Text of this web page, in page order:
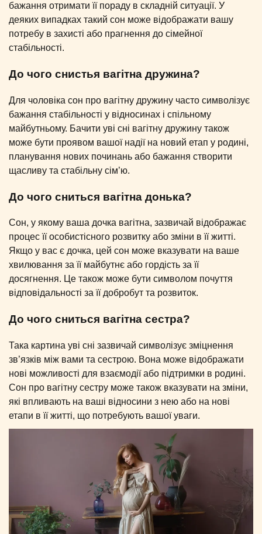
бажання отримати її пораду в складній ситуації. У
деяких випадках такий сон може відображати вашу
потребу в захисті або прагнення до сімейної
стабільності.
До чого снистья вагітна дружина?
Для чоловіка сон про вагітну дружину часто символізує
бажання стабільності у відносинах і спільному
майбутньому. Бачити уві сні вагітну дружину також
може бути проявом вашої надії на новий етап у родині,
планування нових починань або бажання створити
щасливу та стабільну сім’ю.
До чого сниться вагітна донька?
Сон, у якому ваша дочка вагітна, зазвичай відображає
процес її особистісного розвитку або зміни в її житті.
Якщо у вас є дочка, цей сон може вказувати на ваше
хвилювання за її майбутнє або гордість за її
досягнення. Це також може бути символом почуття
відповідальності за її добробут та розвиток.
До чого сниться вагітна сестра?
Така картина уві сні зазвичай символізує зміцнення
зв’язків між вами та сестрою. Вона може відображати
нові можливості для взаємодії або підтримки в родині.
Сон про вагітну сестру може також вказувати на зміни,
які впливають на ваші відносини з нею або на нові
етапи в її житті, що потребують вашої уваги.